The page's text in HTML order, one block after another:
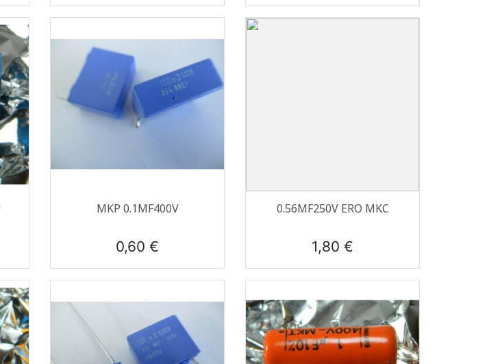
Aperçu rapide
MKP 0.1ΜF400V
Prix
0,60 €
Aperçu rapide
0.56ΜF250V ERO MKC
Prix
1,80 €